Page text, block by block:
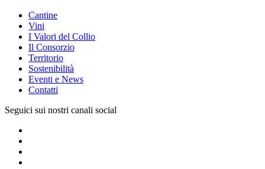
Cantine
Vini
I Valori del Collio
Il Consorzio
Territorio
Sostenibilità
Eventi e News
Contatti
Seguici sui nostri canali social